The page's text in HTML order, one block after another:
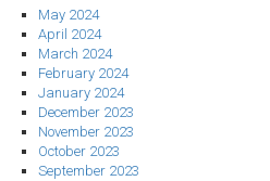
May 2024
April 2024
March 2024
February 2024
January 2024
December 2023
November 2023
October 2023
September 2023